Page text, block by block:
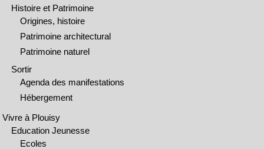
Histoire et Patrimoine
Origines, histoire
Patrimoine architectural
Patrimoine naturel
Sortir
Agenda des manifestations
Hébergement
Vivre à Plouisy
Education Jeunesse
Ecoles